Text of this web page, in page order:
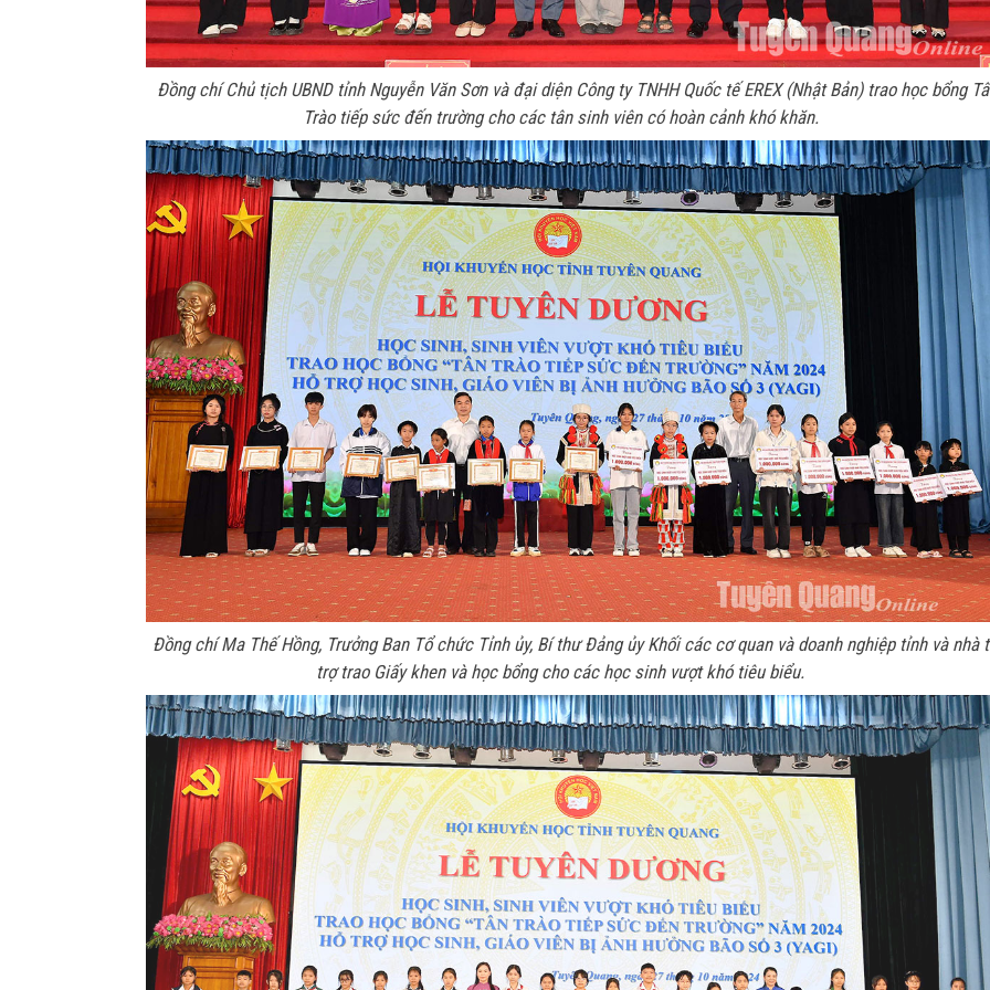
Đồng chí Chủ tịch UBND tỉnh Nguyễn Văn Sơn và đại diện Công ty TNHH Quốc tế EREX (Nhật Bản) trao học bổng
Trào tiếp sức đến trường cho các tân sinh viên có hoàn cảnh khó khăn.
Đồng chí Ma Thế Hồng, Trưởng Ban Tổ chức Tỉnh ủy, Bí thư Đảng ủy Khối các cơ quan và doanh nghiệp tỉnh và nhà
trợ trao Giấy khen và học bổng cho các học sinh vượt khó tiêu biểu.